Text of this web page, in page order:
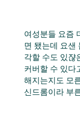
여성분들 요즘
면 됐는데 요샌
각할 수도 있쟎
커버할 수 있다
해지는지도 모
신드롬이라 부